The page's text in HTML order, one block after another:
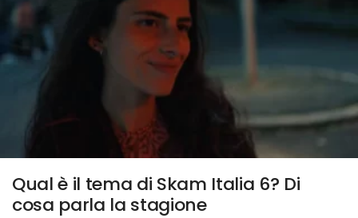
Qual è il tema di Skam Italia 6? Di
cosa parla la stagione